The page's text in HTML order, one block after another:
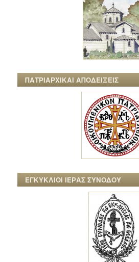
ΠΑΤΡΙΑΡΧΙΚΑΙ ΑΠΟΔΕΙΞΕΙΣ
ΕΓΚΥΚΛΙΟΙ ΙΕΡΑΣ ΣΥΝΟΔΟΥ